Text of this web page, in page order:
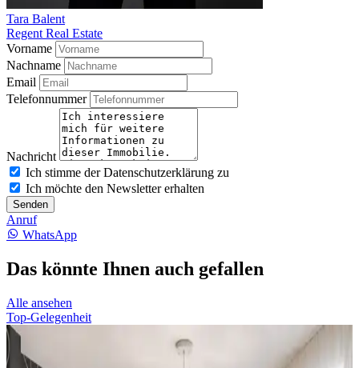
Tara Balent
Regent Real Estate
Vorname
Nachname
Email
Telefonnummer
Nachricht
Ich stimme der Datenschutzerklärung zu
Ich möchte den Newsletter erhalten
Senden
Anruf
WhatsApp
Das könnte Ihnen auch gefallen
Alle ansehen
Top-Gelegenheit